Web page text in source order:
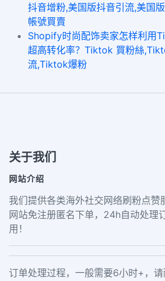
抖音增粉,美国版抖音引流,美国
帳號買賣
Shopify时尚配饰卖家怎样利用
超高转化率？Tiktok 買粉絲
流,Tiktok爆粉
关于我们
网站介绍
我们提供各类海外社交网络刷粉点赞
网站免注册匿名下单，24h自动处理
用！
订单处理过程，一般需要6小时+，请